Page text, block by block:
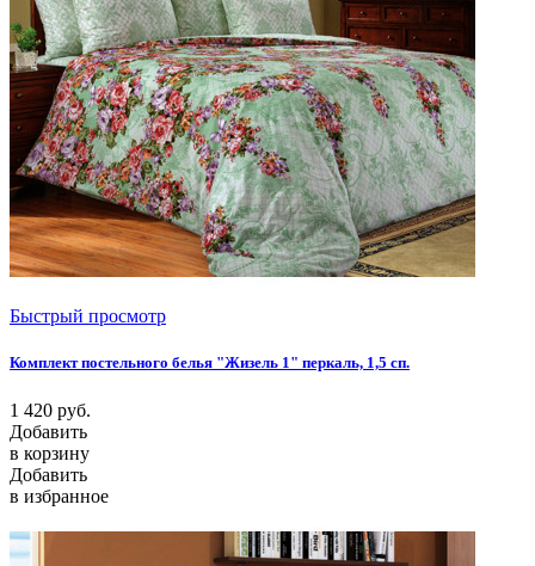
Быстрый просмотр
Комплект постельного белья "Жизель 1" перкаль, 1,5 сп.
1 420 руб.
Добавить
в корзину
Добавить
в избранное